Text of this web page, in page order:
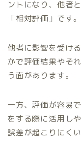
ントになり、他者
「相対評価」です。
他者に影響を受け
かで評価結果やそ
う面があります。
一方、評価が容易
をする際に活用し
誤差が起こりにく